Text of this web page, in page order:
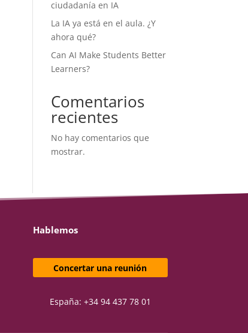
ciudadanía en IA
La IA ya está en el aula. ¿Y
ahora qué?
Can AI Make Students Better
Learners?
Comentarios
recientes
No hay comentarios que
mostrar.
Hablemos
Concertar una reunión
España: +34 94 437 78 01